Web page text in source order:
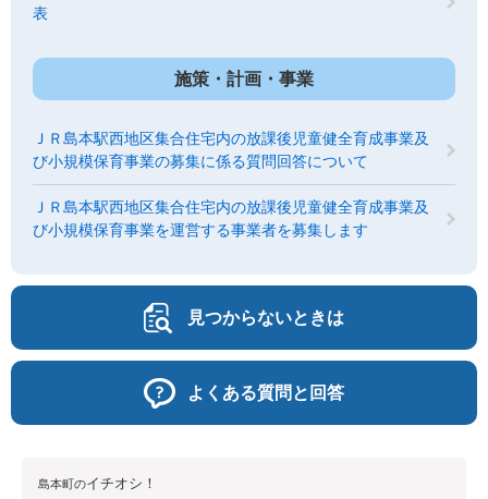
表
施策・計画・事業
ＪＲ島本駅西地区集合住宅内の放課後児童健全育成事業及
び小規模保育事業の募集に係る質問回答について
ＪＲ島本駅西地区集合住宅内の放課後児童健全育成事業及
び小規模保育事業を運営する事業者を募集します
見つからないときは
よくある質問と回答
島本町のイチオシ！